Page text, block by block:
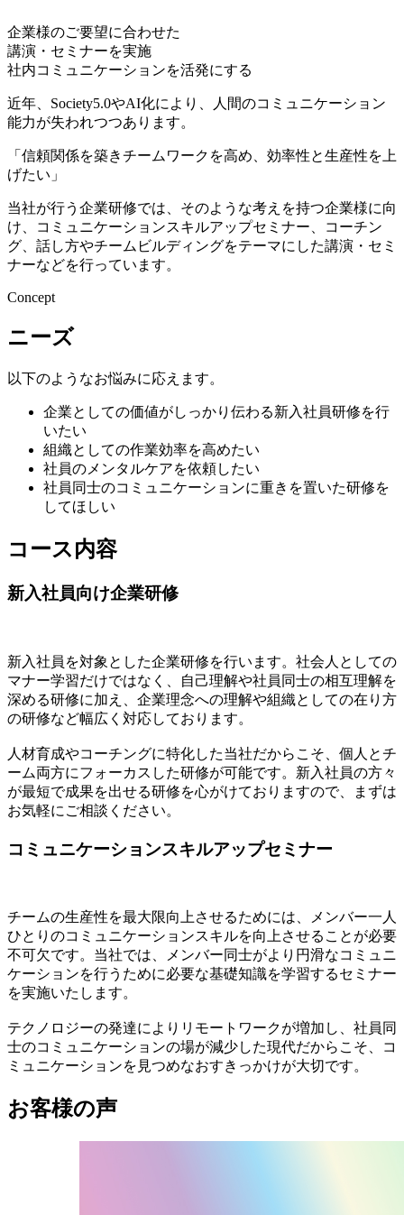
企業様のご要望に合わせた
講演・セミナーを実施
社内コミュニケーションを活発にする
近年、Society5.0やAI化により、人間のコミュニケーション
能力が失われつつあります。
「信頼関係を築きチームワークを高め、効率性と生産性を上
げたい」
当社が行う企業研修では、そのような考えを持つ企業様に向
け、コミュニケーションスキルアップセミナー、コーチン
グ、話し方やチームビルディングをテーマにした講演・セミ
ナーなどを行っています。
Concept
ニーズ
以下のようなお悩みに応えます。
企業としての価値がしっかり伝わる新入社員研修を行
いたい
組織としての作業効率を高めたい
社員のメンタルケアを依頼したい
社員同士のコミュニケーションに重きを置いた研修を
してほしい
コース内容
新入社員向け企業研修
新入社員を対象とした企業研修を行います。社会人としての
マナー学習だけではなく、自己理解や社員同士の相互理解を
深める研修に加え、企業理念への理解や組織としての在り方
の研修など幅広く対応しております。
人材育成やコーチングに特化した当社だからこそ、個人とチ
ーム両方にフォーカスした研修が可能です。新入社員の方々
が最短で成果を出せる研修を心がけておりますので、まずは
お気軽にご相談ください。
コミュニケーションスキルアップセミナー
チームの生産性を最大限向上させるためには、メンバー一人
ひとりのコミュニケーションスキルを向上させることが必要
不可欠です。当社では、メンバー同士がより円滑なコミュニ
ケーションを行うために必要な基礎知識を学習するセミナー
を実施いたします。
テクノロジーの発達によりリモートワークが増加し、社員同
士のコミュニケーションの場が減少した現代だからこそ、コ
ミュニケーションを見つめなおすきっかけが大切です。
お客様の声